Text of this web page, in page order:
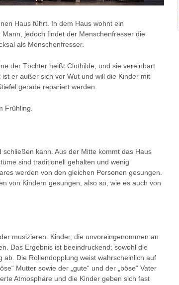
Haus führt. In dem Haus wohnt ein
jedoch findet der Menschenfresser die
als Menschenfresser.
der Töchter heißt Clothilde, und sie vereinbart
er außer sich vor Wut und will die Kinder mit
gerade repariert werden.
Frühling.
kann. Aus der Mitte kommt das Haus
sind traditionell gehalten und wenig
werden von den gleichen Personen gesungen.
von Kindern gesungen, also so, wie es auch von
musizieren. Kinder, die unvoreingenommen an
Das Ergebnis ist beeindruckend: sowohl die
Die Rollendopplung weist wahrscheinlich auf
Mutter sowie der „gute“ und der „böse“ Vater
Atmosphäre und die Kinder geben sich fast